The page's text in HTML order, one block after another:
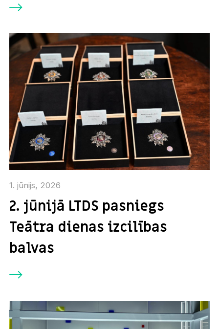
1. jūnijs, 2026
2. jūnijā LTDS pasniegs
Teātra dienas izcilības
balvas